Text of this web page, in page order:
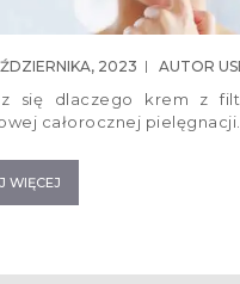
2023 AUTOR
się dlaczego krem z
całorocznej pielęgnacji.
WIĘCEJ